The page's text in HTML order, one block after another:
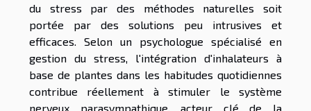
du stress par des méthodes naturelles soit
portée par des solutions peu intrusives et
efficaces. Selon un psychologue spécialisé en
gestion du stress, l'intégration d'inhalateurs à
base de plantes dans les habitudes quotidiennes
contribue réellement à stimuler le système
nerveux parasympathique, acteur clé de la